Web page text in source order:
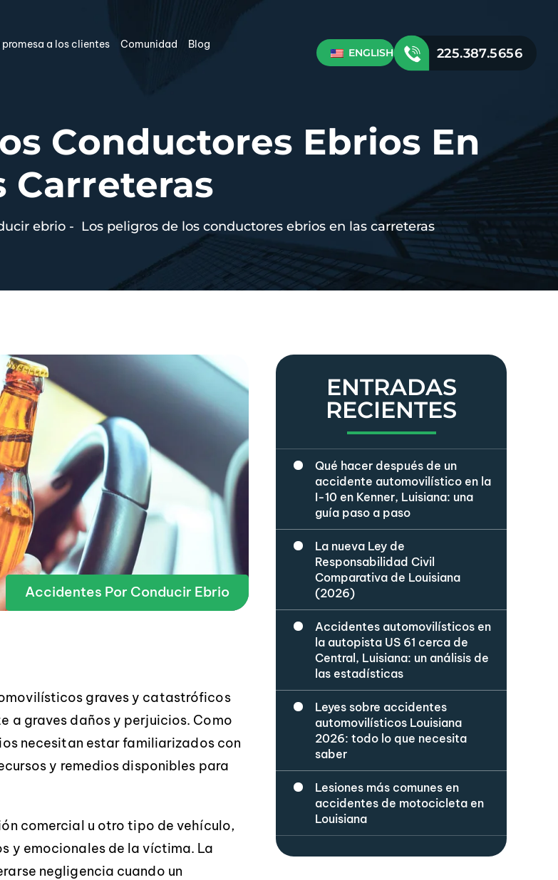
promesa a los clientes Comunidad
Blog
ENGLISH 225.387.5656
Conductores Ebrios En
Carreteras
ebrio - Los peligros de los conductores ebrios en las carreteras
Accidentes Por Conducir Ebrio
graves y catastróficos
a graves daños y perjuicios. Como
necesitan estar familiarizados con
y remedios disponibles para
comercial u otro tipo de vehículo,
y emocionales de la víctima. La
negligencia cuando un
ENTRADAS
RECIENTES
Qué hacer después de un
accidente automovilístico en la
I-10 en Kenner, Luisiana: una
guía paso a paso
La nueva Ley de
Responsabilidad Civil
Comparativa de Louisiana
(2026)
Accidentes automovilísticos en
la autopista US 61 cerca de
Central, Luisiana: un análisis de
las estadísticas
Leyes sobre accidentes
automovilísticos Louisiana
2026: todo lo que necesita
saber
Lesiones más comunes en
accidentes de motocicleta en
Louisiana